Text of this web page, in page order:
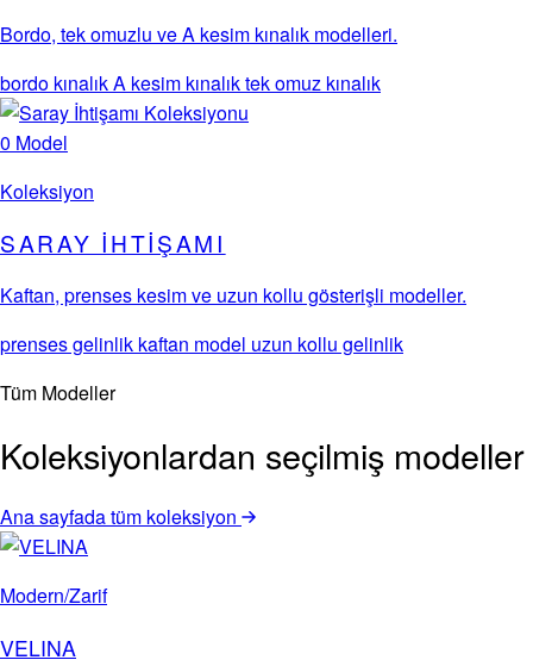
Bordo, tek omuzlu ve A kesim kınalık modelleri.
bordo kınalıkA kesim kınalıktek omuz kınalık
0 Model
Koleksiyon
SARAY İHTIŞAMI
Kaftan, prenses kesim ve uzun kollu gösterişli modeller.
prenses gelinlik kaftan model uzun kollu gelinlik
Tüm Modeller
Koleksiyonlardan seçilmiş modeller
Ana sayfada tüm koleksiyon
Modern/Zarif
VELINA